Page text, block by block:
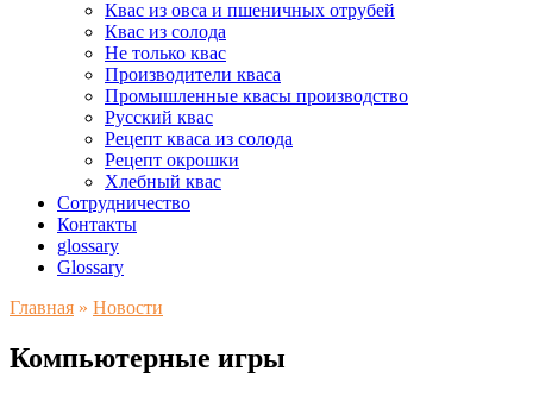
Квас из овса и пшеничных отрубей
Квас из солода
Не только квас
Производители кваса
Промышленные квасы производство
Русский квас
Рецепт кваса из солода
Рецепт окрошки
Хлебный квас
Сотрудничество
Контакты
glossary
Glossary
Главная » Новости
Компьютерные игры